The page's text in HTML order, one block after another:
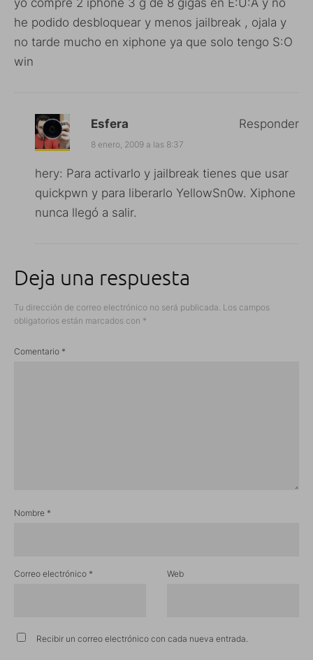
yo compre 2 iphone 3 g de 8 gigas en E:U:A y no
he podido desbloquear y menos jailbreak , ojala y
no tarde mucho en xiphone ya que solo tengo S:O
win
Esfera
8 enero, 2009 a las 8:37
hery: Para activarlo y jailbreak tienes que usar
quickpwn y para liberarlo YellowSn0w. Xiphone
nunca llegó a salir.
Responder
Deja una respuesta
Tu dirección de correo electrónico no será publicada. Los campos
obligatorios están marcados con *
Comentario *
Nombre *
Correo electrónico * Web
Recibir un correo electrónico con cada nueva entrada.